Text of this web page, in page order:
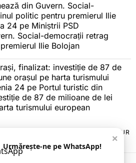
din Guvern. Social-
politic pentru premierul Ilie
24 pe Miniștrii PSD
Social-democrații retrag
Ilie Bolojan
finalizat: investiție de 87 de
orașul pe harta turismului
24 pe Portul turistic din
de 87 de milioane de lei
turismului european
POLITICA DE ANULARE & RETUR
TIPĂRITĂ
CONTACT
CĂLĂRĂȘEAN
×
Urmărește-ne pe WhatsApp!